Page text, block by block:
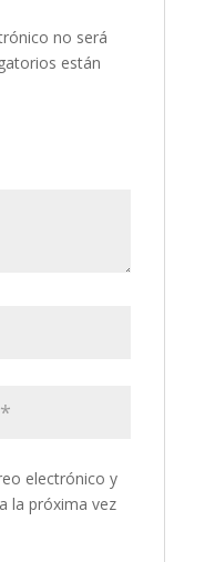
no será
están
electrónico y
la próxima vez